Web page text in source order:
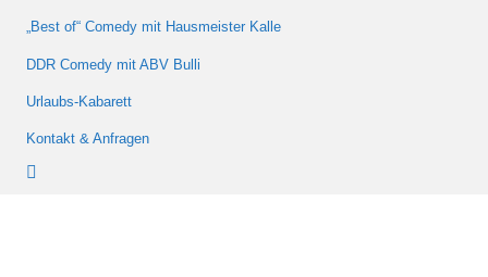
„Best of“ Comedy mit Hausmeister Kalle
DDR Comedy mit ABV Bulli
Urlaubs-Kabarett
Kontakt & Anfragen